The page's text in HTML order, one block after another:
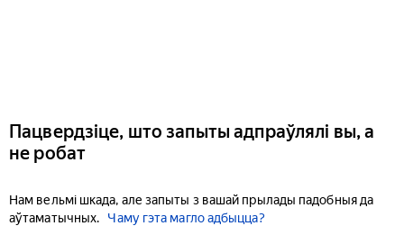
Пацвердзіце, што запыты адпраўлялі вы, а
не робат
Нам вельмі шкада, але запыты з вашай прылады падобныя да
аўтаматычных.
Чаму гэта магло адбыцца?